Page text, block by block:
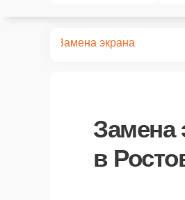
Замена экрана
Замена
в